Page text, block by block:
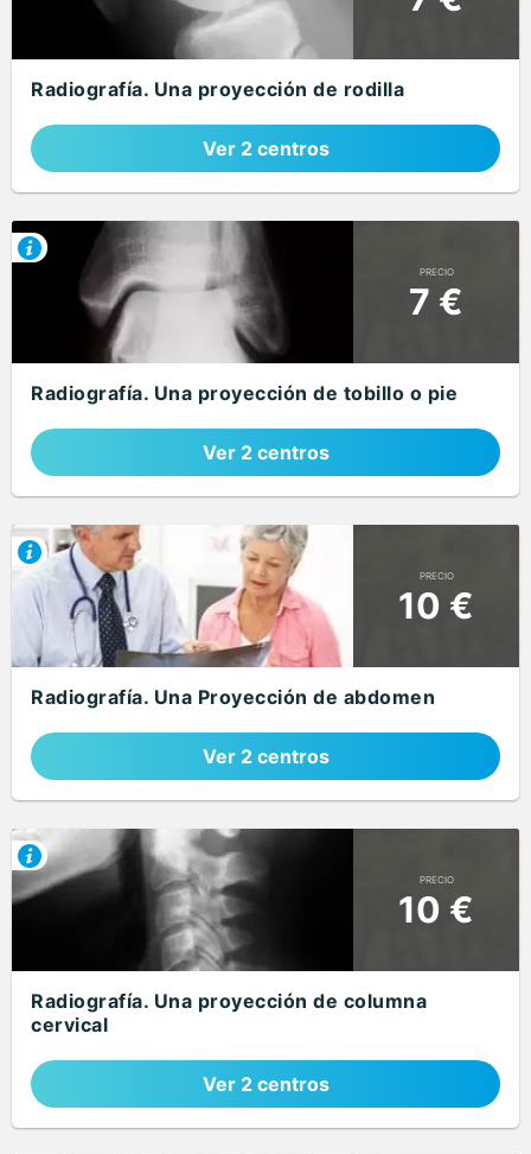
Radiografía. Una proyección de rodilla
Ver 2 centros
PRECIO
7 €
Radiografía. Una proyección de tobillo o pie
Ver 2 centros
PRECIO
10 €
Radiografía. Una Proyección de abdomen
Ver 2 centros
PRECIO
10 €
Radiografía. Una proyección de columna
cervical
Ver 2 centros